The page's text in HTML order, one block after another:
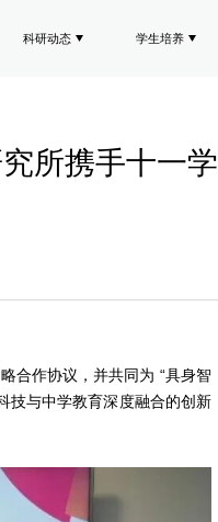
科研动态 学生培养
所携手十一学
合作协议，并共同为 “具身智
技与中学教育深度融合的创新